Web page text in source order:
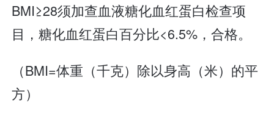
BMI≥28须加查血液糖化血红蛋白检查项
目，糖化血红蛋白百分比<6.5%，合格。
（BMI=体重（千克）除以身高（米）的平
方）